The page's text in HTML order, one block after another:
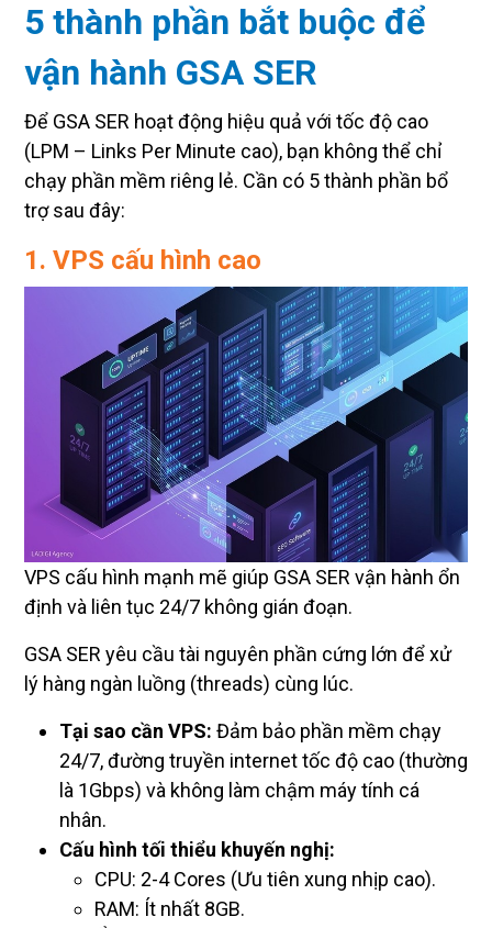
5 thành phần bắt buộc để
vận hành GSA SER
Để GSA SER hoạt động hiệu quả với tốc độ cao
(LPM – Links Per Minute cao), bạn không thể chỉ
chạy phần mềm riêng lẻ. Cần có 5 thành phần bổ
trợ sau đây:
1. VPS cấu hình cao
VPS cấu hình mạnh mẽ giúp GSA SER vận hành ổn
định và liên tục 24/7 không gián đoạn.
GSA SER yêu cầu tài nguyên phần cứng lớn để xử
lý hàng ngàn luồng (threads) cùng lúc.
Tại sao cần VPS: Đảm bảo phần mềm chạy
24/7, đường truyền internet tốc độ cao (thường
là 1Gbps) và không làm chậm máy tính cá
nhân.
Cấu hình tối thiểu khuyến nghị:
CPU: 2-4 Cores (Ưu tiên xung nhịp cao).
RAM: Ít nhất 8GB.